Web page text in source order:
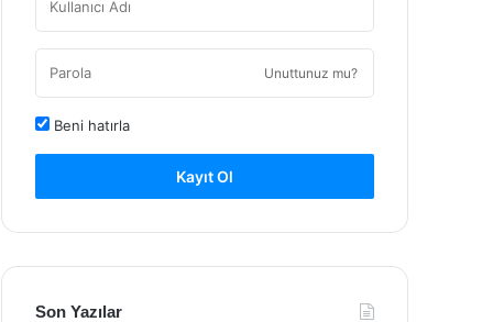
Unuttunuz mu?
Beni hatırla
Kayıt Ol
Son Yazılar